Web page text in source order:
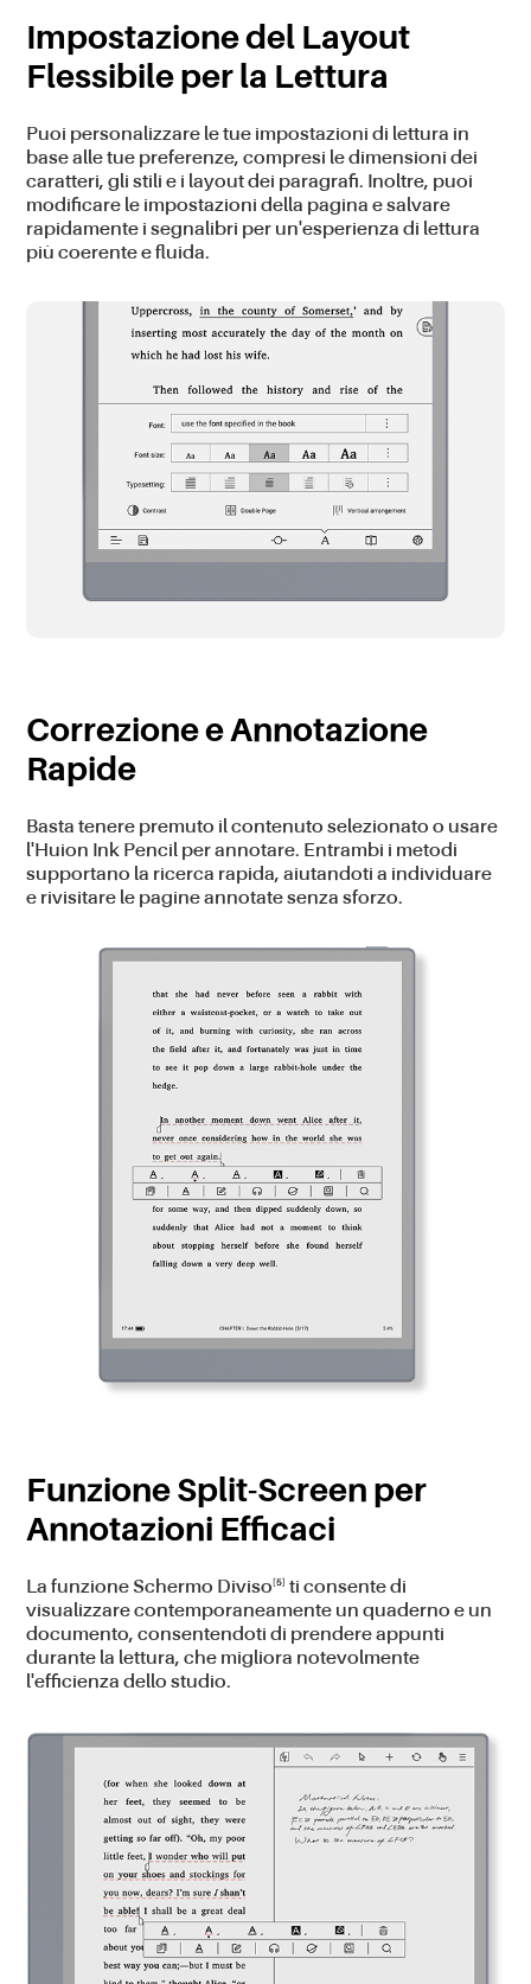
Impostazione del Layout
Flessibile per la Lettura
Puoi personalizzare le tue impostazioni di lettura in
base alle tue preferenze, compresi le dimensioni dei
caratteri, gli stili e i layout dei paragrafi. Inoltre, puoi
modificare le impostazioni della pagina e salvare
rapidamente i segnalibri per un'esperienza di lettura
più coerente e fluida.
Correzione e Annotazione
Rapide
Basta tenere premuto il contenuto selezionato o usare
l'Huion Ink Pencil per annotare. Entrambi i metodi
supportano la ricerca rapida, aiutandoti a individuare
e rivisitare le pagine annotate senza sforzo.
Funzione Split-Screen per
Annotazioni Efficaci
La funzione Schermo Diviso[5]
ti consente di
visualizzare contemporaneamente un quaderno e un
documento, consentendoti di prendere appunti
durante la lettura, che migliora notevolmente
l'efficienza dello studio.